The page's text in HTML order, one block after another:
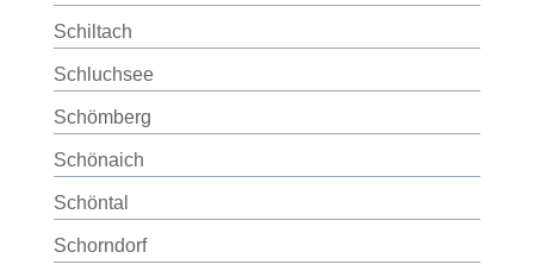
Schiltach
Schluchsee
Schömberg
Schönaich
Schöntal
Schorndorf